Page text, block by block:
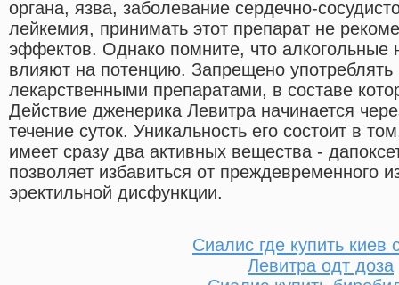
органа, язва, заболевание сердечно-
лейкемия, принимать этот препарат не
эффектов. Однако помните, что алкогольные
влияют на потенцию. Запрещено
лекарственными препаратами, в составе
Действие дженерика Левитра начинается
течение суток. Уникальность его состоит в
имеет сразу два активных вещества -
позволяет избавиться от преждевременного
эректильной дисфункции.
Сиалис где купить киев
Левитра одт доза